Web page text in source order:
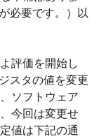
必要です。）以
評価を開始し
スタの値を変更
ソフトウェア
今回は変更せ
値は下記の通